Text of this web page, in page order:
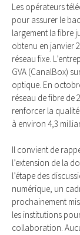
Les opérateurs
pour assurer le
largement la fibre
obtenu en janvier
réseau fixe.
GVA (CanalBox)
optique. En
réseau de fibre de
renforcer la
à environ 4,3
Il convient de
l’extension de la
l’étape des
numérique, un
prochainement
les institutions
collaboration.